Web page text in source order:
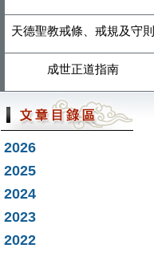
天德聖教戒條、戒規及守則
成世正道指南
2026
2025
2024
2023
2022